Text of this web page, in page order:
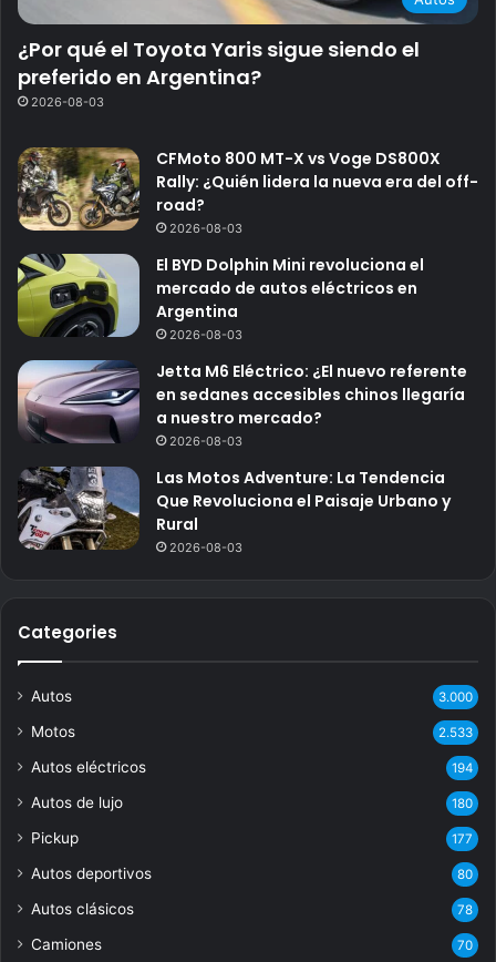
¿Por qué el Toyota Yaris sigue siendo el
preferido en Argentina?
2026-08-03
CFMoto 800 MT-X vs Voge DS800X
Rally: ¿Quién lidera la nueva era del off-
road?
2026-08-03
El BYD Dolphin Mini revoluciona el
mercado de autos eléctricos en
Argentina
2026-08-03
Jetta M6 Eléctrico: ¿El nuevo referente
en sedanes accesibles chinos llegaría
a nuestro mercado?
2026-08-03
Las Motos Adventure: La Tendencia
Que Revoluciona el Paisaje Urbano y
Rural
2026-08-03
Categories
Autos 3.000
Motos 2.533
Autos eléctricos 194
Autos de lujo 180
Pickup 177
Autos deportivos 80
Autos clásicos 78
Camiones 70